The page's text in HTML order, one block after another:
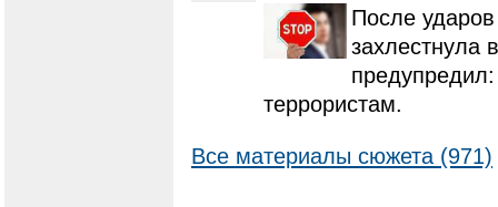
После
захлестнула
предупредил:
террористам.
Все материалы сюжета (971)